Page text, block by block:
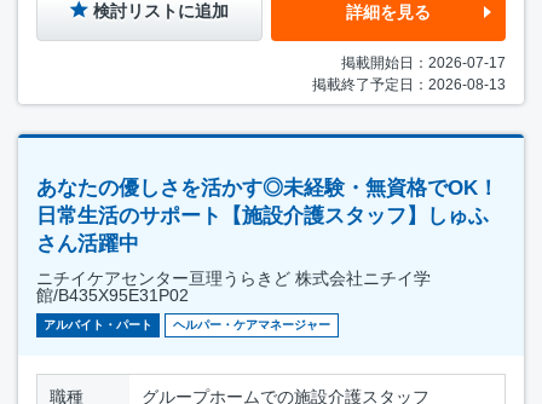
検討リストに追加 詳細を見る
掲載開始日：2026-07-17
掲載終了予定日：2026-08-13
あなたの優しさを活かす◎未経験・無資格でOK！
日常生活のサポート【施設介護スタッフ】しゅふ
さん活躍中
ニチイケアセンター亘理うらきど 株式会社ニチイ学
館/B435X95E31P02
アルバイト・パート ヘルパー・ケアマネージャー
職種 グループホームでの施設介護スタッフ